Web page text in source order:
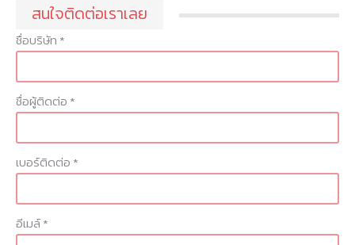
สนใจติดต่อเราเลย
ชื่อบริษัท *
ชื่อผู้ติดต่อ *
เบอร์ติดต่อ *
อีเมล์ *